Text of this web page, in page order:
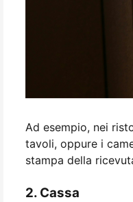
Ad esempio, nei
tavoli, oppure i
stampa della
2. Cassa